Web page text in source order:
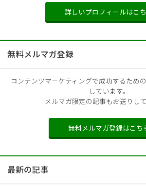
詳しいプロフィールはこ
無料メルマガ登録
コンテンツマーケティングで成功するため
しています。
メルマガ限定の記事もお送りして
無料メルマガ登録はこち
最新の記事